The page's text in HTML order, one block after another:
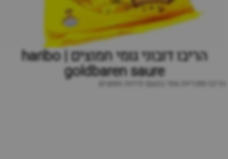
הריבו דובוני גומי חמוצים | haribo
goldbaren saure
הריבו-סוכריות גומי בטעם פירות חמוצים